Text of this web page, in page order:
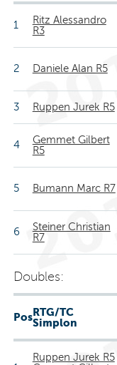
1
Ritz Alessandro
R3
2 Daniele Alan R5
3 Ruppen Jurek R5
4
Gemmet Gilbert
R5
5 Bumann Marc R7
6
Steiner Christian
R7
Doubles:
PosRTG/TC
Simplon
Ruppen Jurek R5